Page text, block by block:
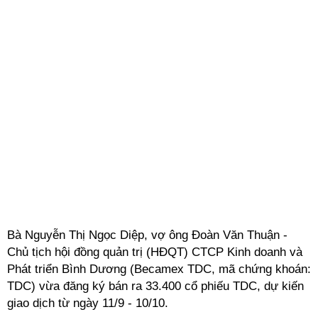
Bà Nguyễn Thị Ngọc Diệp, vợ ông Đoàn Văn Thuận -
Chủ tịch hội đồng quản trị (HĐQT) CTCP Kinh doanh và
Phát triển Bình Dương (Becamex TDC, mã chứng khoán:
TDC) vừa đăng ký bán ra 33.400 cổ phiếu TDC, dự kiến
giao dịch từ ngày 11/9 - 10/10.